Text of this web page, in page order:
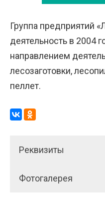
Группа предприятий
деятельность в 2004
направлением
лесозаготовки,
пеллет.
Реквизиты
Фотогалерея